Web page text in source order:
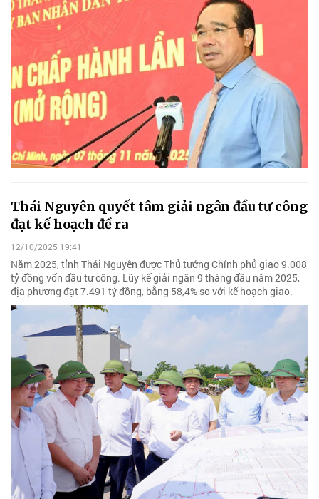
Thái Nguyên quyết tâm giải ngân đầu tư công
đạt kế hoạch đề ra
12/10/2025 19:41
Năm 2025, tỉnh Thái Nguyên được Thủ tướng Chính phủ giao 9.008
tỷ đồng vốn đầu tư công. Lũy kế giải ngân 9 tháng đầu năm 2025,
địa phương đạt 7.491 tỷ đồng, bằng 58,4% so với kế hoạch giao.